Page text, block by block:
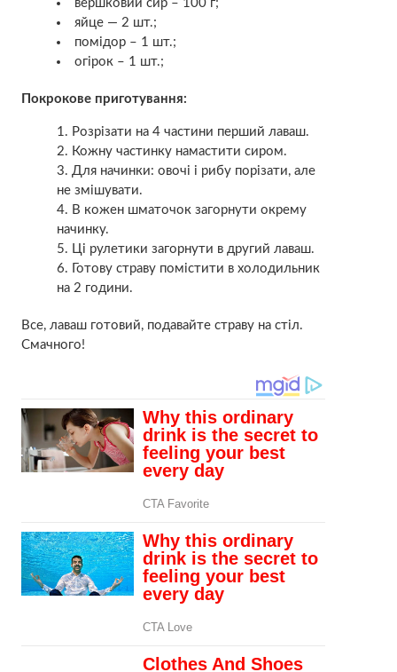
вершковий сир – 100 г;
яйце — 2 шт.;
помідор – 1 шт.;
огірок – 1 шт.;
Покрокове приготування:
Розрізати на 4 частини перший лаваш.
Кожну частинку намастити сиром.
Для начинки: овочі і рибу порізати, але
не змішувати.
В кожен шматочок загорнути окрему
начинку.
Ці рулетики загорнути в другий лаваш.
Готову страву помістити в холодильник
на 2 години.
Все, лаваш готовий, подавайте страву на стіл.
Смачного!